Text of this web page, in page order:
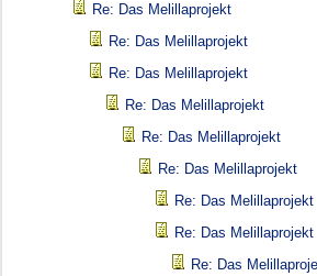
Re: Das Melillaprojekt
Re: Das Melillaprojekt
Re: Das Melillaprojekt
Re: Das Melillaprojekt
Re: Das Melillaprojekt
Re: Das Melillaprojekt
Re: Das Melillaprojekt
Re: Das Melillaprojekt
Re: Das